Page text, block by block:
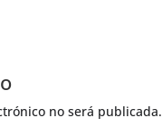
no será publicada.